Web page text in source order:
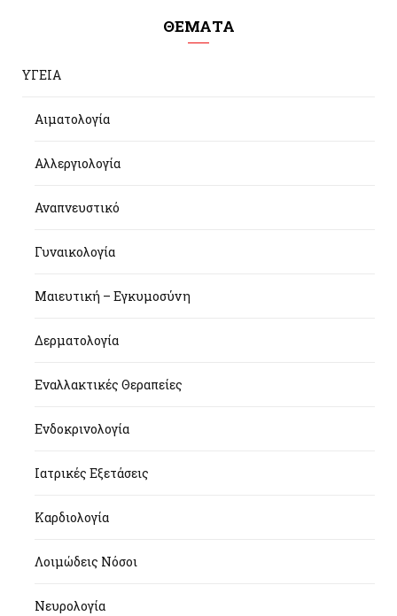
ΘΕΜΑΤΑ
ΥΓΕΙΑ
Αιματολογία
Αλλεργιολογία
Αναπνευστικό
Γυναικολογία
Μαιευτική – Εγκυμοσύνη
Δερματολογία
Εναλλακτικές Θεραπείες
Ενδοκρινολογία
Ιατρικές Εξετάσεις
Καρδιολογία
Λοιμώδεις Νόσοι
Νευρολογία